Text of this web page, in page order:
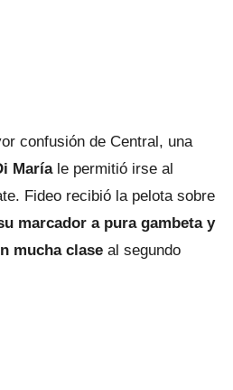
confusión de Central, una
Maríale permitió irse al
Fideo recibió la pelota sobre
marcador a pura gambeta y
mucha clase al segundo